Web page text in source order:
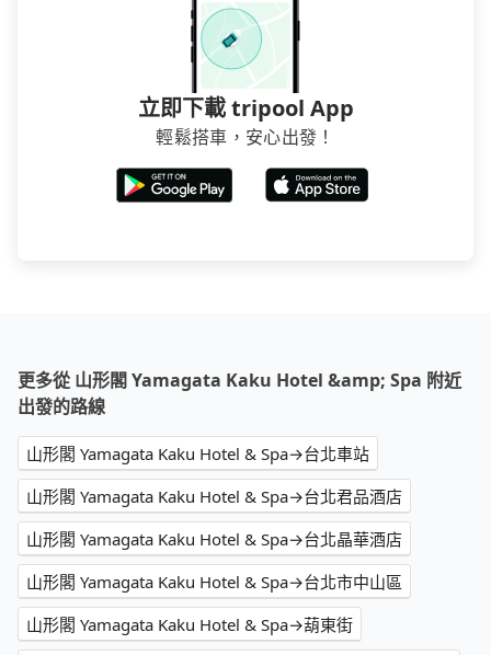
立即下載 tripool App
輕鬆搭車，安心出發！
更多從 山形閣 Yamagata Kaku Hotel &amp; Spa 附近
出發的路線
山形閣 Yamagata Kaku Hotel & Spa→台北車站
山形閣 Yamagata Kaku Hotel & Spa→台北君品酒店
山形閣 Yamagata Kaku Hotel & Spa→台北晶華酒店
山形閣 Yamagata Kaku Hotel & Spa→台北市中山區
山形閣 Yamagata Kaku Hotel & Spa→葫東街